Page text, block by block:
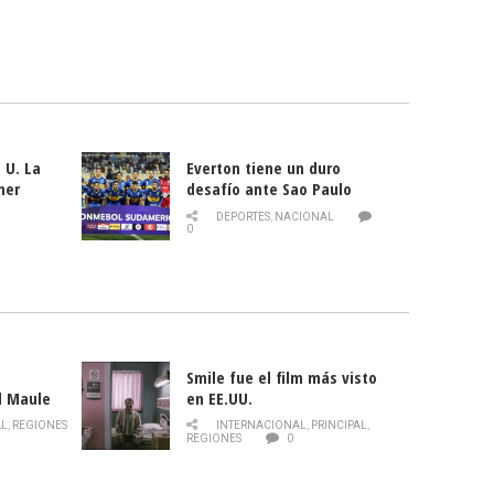
La
Everton tiene un duro
desafío ante Sao Paulo
DEPORTES, NACIONAL
0
Maule
de la
, REGIONES
Smile fue el film más visto
en EE.UU.
INTERNACIONAL, PRINCIPAL,
REGIONES
0